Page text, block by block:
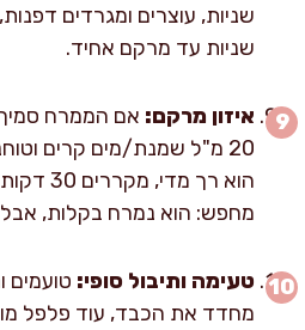
שניות עד מרקם אחיד.
איזון מרקם:
הוא רך
מחפש: הוא נמרח בקלות,
טעימה ותיבול סופי: טועמים
מחדד את הכבד, עוד פלפל